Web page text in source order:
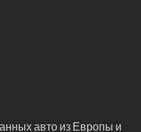
авто из Европы и